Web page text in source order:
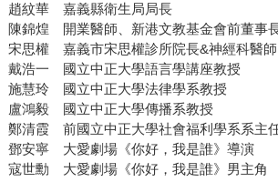
趙紋華 嘉義縣衛生局局長
陳錦煌 開業醫師、新港文教基金會前
宋思權 嘉義市宋思權診所院長&神經科醫師
戴浩一 國立中正大學語言學講座教授
施慧玲 國立中正大學法律學系教授
盧鴻毅 國立中正大學傳播系教授
鄭清霞 前國立中正大學社會福利學系系主
鄧安寧 大愛劇場《你好，我是誰》導演
寇世勳 大愛劇場《你好，我是誰》男主角